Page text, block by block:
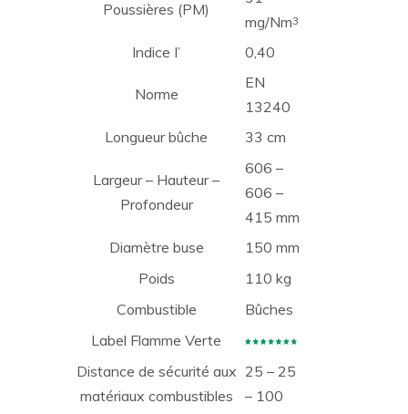
Poussières (PM)
mg/Nm3
Indice I’ 0,40
Norme
EN
13240
Longueur bûche
33 cm
Largeur – Hauteur –
Profondeur
606 –
606 –
415 mm
Diamètre buse
150 mm
Poids
110 kg
Combustible
Bûches
Label Flamme Verte
Distance de sécurité aux
matériaux combustibles
25 – 25
– 100